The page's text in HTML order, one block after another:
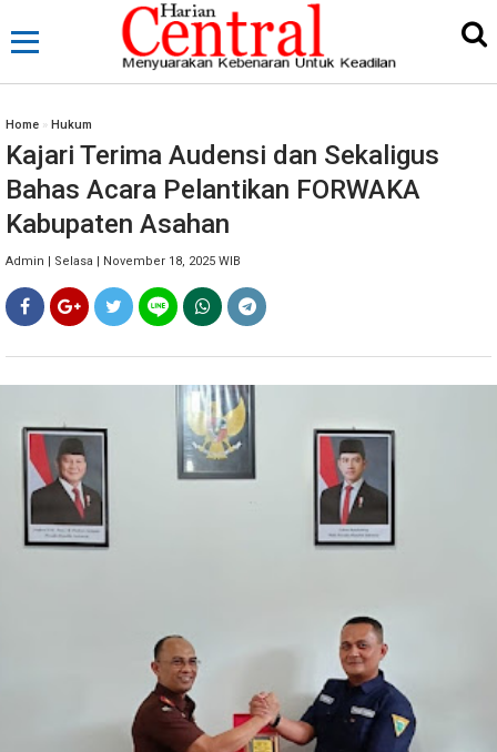
Home » Hukum
Kajari Terima Audensi dan Sekaligus
Bahas Acara Pelantikan FORWAKA
Kabupaten Asahan
Admin | Selasa | November 18, 2025 WIB